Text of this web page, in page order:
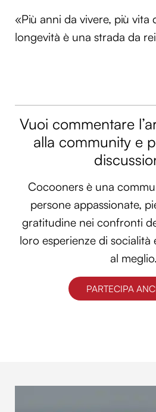
«Più anni da vivere, più vita
longevità è una strada da
Vuoi commentare
alla community e
Cocooners è una
persone appassionate,
gratitudine nei confronti
loro esperienze di socialità
al meglio.
PARTECIPA